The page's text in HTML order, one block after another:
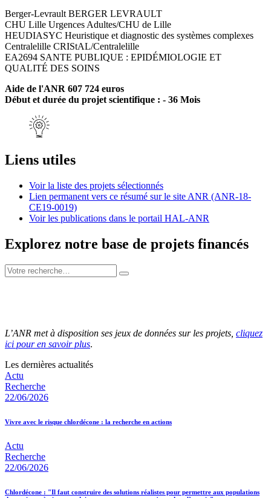
Berger-Levrault BERGER LEVRAULT
CHU Lille Urgences Adultes/CHU de Lille
HEUDIASYC Heuristique et diagnostic des systèmes complexes
Centralelille CRIStAL/Centralelille
EA2694 SANTE PUBLIQUE : EPIDÉMIOLOGIE ET
QUALITÉ DES SOINS
Aide de l'ANR 607 724 euros
Début et durée du projet scientifique : - 36 Mois
Liens utiles
Voir la liste des projets sélectionnés
Lien permanent vers ce résumé sur le site ANR (ANR-18-
CE19-0019)
Voir les publications dans le portail HAL-ANR
Explorez notre base de projets financés
L’ANR met à disposition ses jeux de données sur les projets, cliquez
ici pour en savoir plus.
Les dernières actualités
Actu
Recherche
22/06/2026
Vivre avec le risque chlordécone : la recherche en actions
Actu
Recherche
22/06/2026
Chlordécone : "Il faut construire des solutions réalistes pour permettre aux populations